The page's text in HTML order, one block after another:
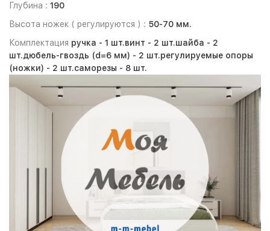
Глубина : 190
Высота ножек ( регулируются ) : 50-70 мм.
Комплектация ручка - 1 шт.винт - 2 шт.шайба - 2
шт.дюбель-гвоздь (d=6 мм) - 2 шт.регулируемые опоры
(ножки) - 2 шт.саморезы - 8 шт.